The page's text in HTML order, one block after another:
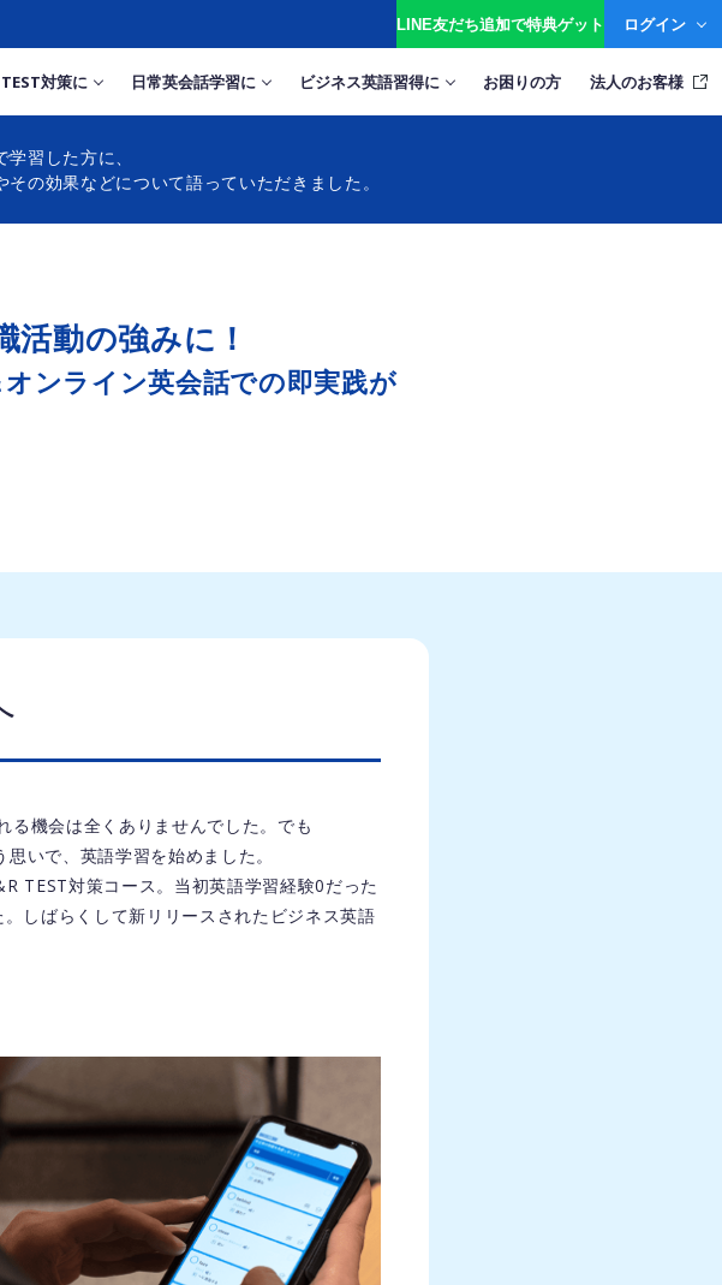
LINE友だち追加で特典ゲット ログイン
対策に 日常英会話学習に ビジネス英語習得に お困りの方 法人のお客様
習した方に、
の効果などについて語っていただきました。
活動の強みに！
ンライン英会話での即実践が
る機会は全くありませんでした。でも
いで、英語学習を始めました。
TEST対策コース。当初英語学習経験0だった
しばらくして新リリースされたビジネス英語